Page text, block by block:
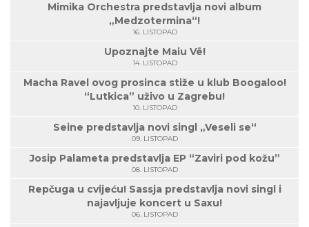
Mimika Orchestra predstavlja novi album
„Medzotermina“!
16. LISTOPAD
Upoznajte Maiu Vë!
14. LISTOPAD
Macha Ravel ovog prosinca stiže u klub Boogaloo!
“Lutkica” uživo u Zagrebu!
10. LISTOPAD
Seine predstavlja novi singl „Veseli se“
09. LISTOPAD
Josip Palameta predstavlja EP “Zaviri pod kožu”
08. LISTOPAD
Repčuga u cvijeću! Sassja predstavlja novi singl i
najavljuje koncert u Saxu!
06. LISTOPAD